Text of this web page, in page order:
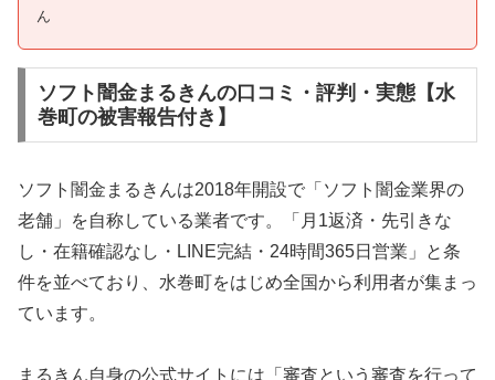
ん
ソフト闇金まるきんの口コミ・評判・実態【水
巻町の被害報告付き】
ソフト闇金まるきんは2018年開設で「ソフト闇金業界の
老舗」を自称している業者です。「月1返済・先引きな
し・在籍確認なし・LINE完結・24時間365日営業」と条
件を並べており、水巻町をはじめ全国から利用者が集まっ
ています。
まるきん自身の公式サイトには「審査という審査を行って